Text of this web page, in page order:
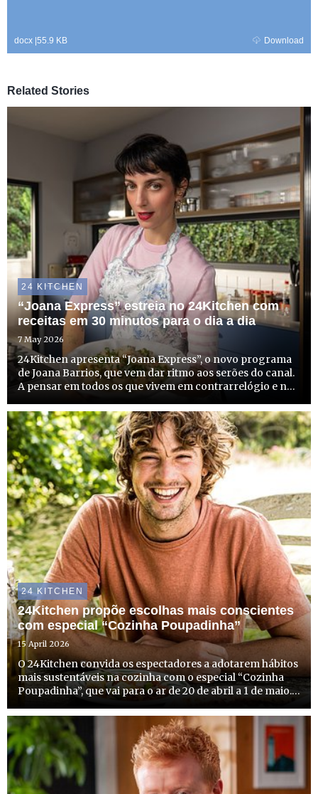
docx 55.9 KB Download
Related Stories
24 KITCHEN
“Joana Express” estreia no 24Kitchen com
receitas em 30 minutos para o dia a dia
7 May 2026
24Kitchen apresenta “Joana Express”, o novo programa
de Joana Barrios, que vem dar ritmo aos serões do canal.
A pensar em todos os que vivem em contrarrelógio e não
criatividade e estilo à mesa, o programa é um aliado de ...
24 KITCHEN
24Kitchen propõe escolhas mais conscientes
com especial “Cozinha Poupadinha”
15 April 2026
O 24Kitchen convida os espectadores a adotarem hábitos
mais sustentáveis na cozinha com o especial “Cozinha
Poupadinha”, que vai para o ar de 20 de abril a 1 de maio.
algumas caras bem conhecidas do canal, o 24Kitchen
dedi...